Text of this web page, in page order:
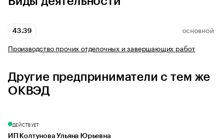
43.39 ОСНОВНОЙ
Производство прочих отделочных и завершающих работ
Другие предприниматели с тем же
ОКВЭД
ДЕЙСТВУЕТ
ИП Колтунова Ульяна Юрьевна